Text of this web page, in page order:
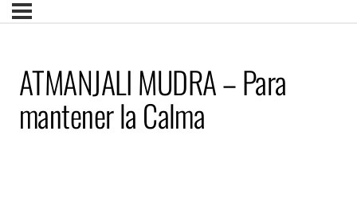
ATMANJALI MUDRA – Para
mantener la Calma